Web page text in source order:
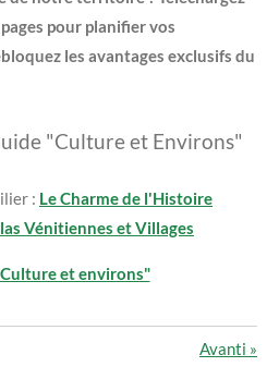
pour planifier vos
les avantages exclusifs du
"Culture et Environs"
: Le Charme de l'Histoire
Vénitiennes et Villages
et environs"
Avanti »